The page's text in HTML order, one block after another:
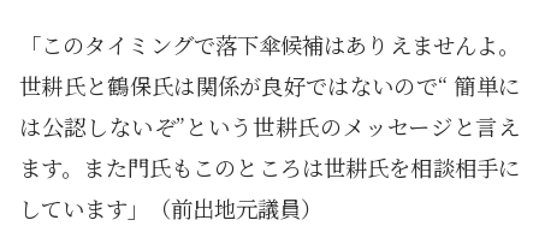
「このタイミングで落下傘候補はありえませんよ。
世耕氏と鶴保氏は関係が良好ではないので“ 簡単に
は公認しないぞ”という世耕氏のメッセージと言え
ます。また門氏もこのところは世耕氏を相談相手に
しています」（前出地元議員）